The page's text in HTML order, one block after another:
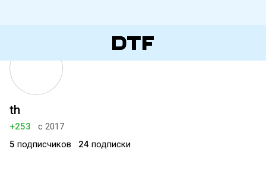
th
+253
с 2017
5 подписчиков 24 подписки